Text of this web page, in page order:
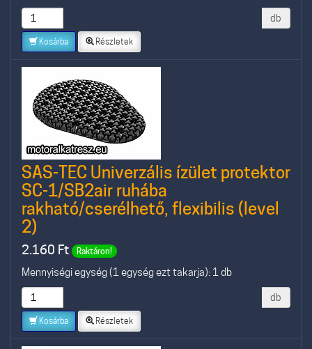
db
Kosárba Részletek
SAS-TEC Univerzális ízület protektor
SC-1/SB2air ruhába
rakható/cserélhető, flexibilis (level
2)
2.160 Ft Raktáron!
Mennyiségi egység (1 egység ezt takarja): 1 db
db
Kosárba Részletek